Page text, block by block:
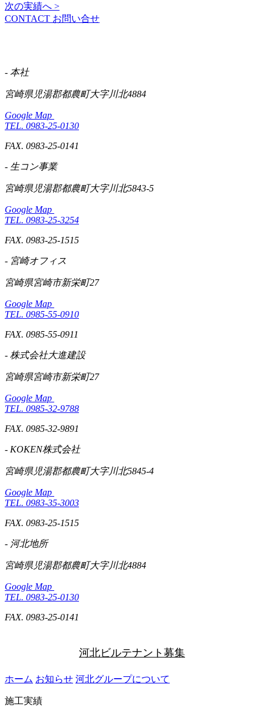
次の実績へ >
CONTACT お問い合せ
- 本社
宮崎県児湯郡都農町大字川北4884
Google Map
TEL. 0983-25-0130
FAX. 0983-25-0141
- 生コン事業
宮崎県児湯郡都農町大字川北5843-5
Google Map
TEL. 0983-25-3254
FAX. 0983-25-1515
- 宮崎オフィス
宮崎県宮崎市新栄町27
Google Map
TEL. 0985-55-0910
FAX. 0985-55-0911
- 株式会社大進建設
宮崎県宮崎市新栄町27
Google Map
TEL. 0985-32-9788
FAX. 0985-32-9891
- KOKEN株式会社
宮崎県児湯郡都農町大字川北5845-4
Google Map
TEL. 0983-35-3003
FAX. 0983-25-1515
- 河北地所
宮崎県児湯郡都農町大字川北4884
Google Map
TEL. 0983-25-0130
FAX. 0983-25-0141
河北ビルテナント募集
ホーム お知らせ 河北グループについて
施工実績